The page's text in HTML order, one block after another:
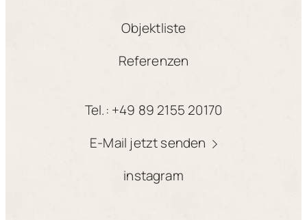
Objektliste
Referenzen
Tel.: +49 89 2155 20170
E-Mail jetzt senden
instagram